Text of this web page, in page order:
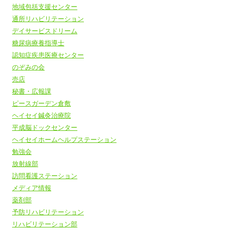
地域包括支援センター
通所リハビリテーション
デイサービスドリーム
糖尿病療養指導士
認知症疾患医療センター
のぞみの会
売店
秘書・広報課
ピースガーデン倉敷
ヘイセイ鍼灸治療院
平成脳ドックセンター
ヘイセイホームヘルプステーション
勉強会
放射線部
訪問看護ステーション
メディア情報
薬剤部
予防リハビリテーション
リハビリテーション部